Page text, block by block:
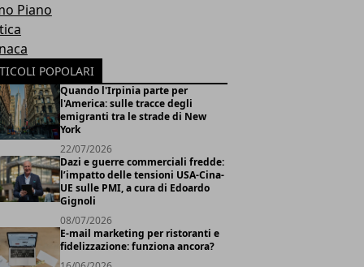
Piano
POPOLARI
Quando l'Irpinia parte per
l'America: sulle tracce degli
emigranti tra le strade di New
York
22/07/2026
Dazi e guerre commerciali fredde:
l’impatto delle tensioni USA-Cina-
UE sulle PMI, a cura di Edoardo
Gignoli
08/07/2026
E-mail marketing per ristoranti e
fidelizzazione: funziona ancora?